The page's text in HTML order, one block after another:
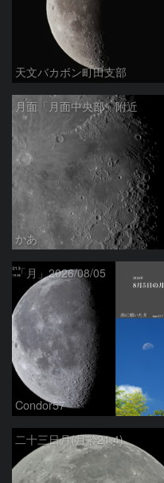
天文バカボン町田支部
月面「月面中央部」附近
かあ
「月」2026/08/05
Condor57
二十三日月(月齢21.4)